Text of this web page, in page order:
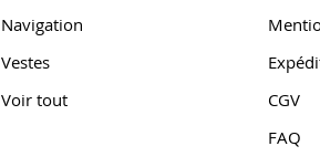
YAMAHA XTZ 750 SUPER TENERE
Navigation
Vestes
Voir tout
CGV
FAQ